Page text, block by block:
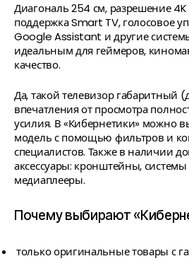
Диагональ 254 см, разрешение
поддержка Smart TV, голосовое
Google Assistant и другие
идеальным для геймеров,
качество.
Да, такой телевизор габаритный
впечатления от просмотра
усилия. В «Кибернетики» можно
модель с помощью фильтров и
специалистов. Также в наличии
аксессуары: кронштейны, системы
медиаплееры.
Почему выбирают
только оригинальные товары с